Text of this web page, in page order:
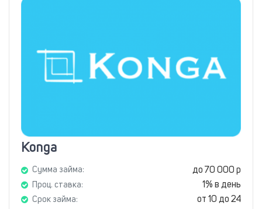
Konga
Сумма займа: до 70 000 р
Проц. ставка: 1% в день
Срок займа: от 10 до 24